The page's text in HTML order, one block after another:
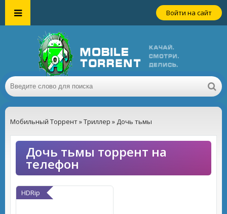
Войти на сайт
Мобильный Торрент»Триллер » Дочь тьмы
Дочь тьмы торрент на
телефон
HDRip